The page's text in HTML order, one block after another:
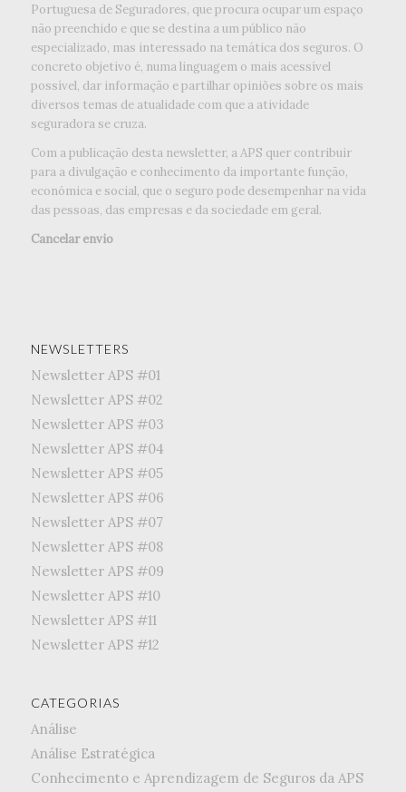
Portuguesa de Seguradores, que procura ocupar um espaço
não preenchido e que se destina a um público não
especializado, mas interessado na temática dos seguros. O
concreto objetivo é, numa linguagem o mais acessível
possível, dar informação e partilhar opiniões sobre os mais
diversos temas de atualidade com que a atividade
seguradora se cruza.
Com a publicação desta newsletter, a APS quer contribuir
para a divulgação e conhecimento da importante função,
económica e social, que o seguro pode desempenhar na vida
das pessoas, das empresas e da sociedade em geral.
Cancelar envio
NEWSLETTERS
Newsletter APS #01
Newsletter APS #02
Newsletter APS #03
Newsletter APS #04
Newsletter APS #05
Newsletter APS #06
Newsletter APS #07
Newsletter APS #08
Newsletter APS #09
Newsletter APS #10
Newsletter APS #11
Newsletter APS #12
CATEGORIAS
Análise
Análise Estratégica
Conhecimento e Aprendizagem de Seguros da APS